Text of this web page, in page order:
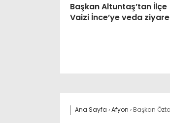
Başkan Altuntaş’tan İlçe
Vaizi İnce’ye veda
Ana Sayfa ›Afyon › Başkan